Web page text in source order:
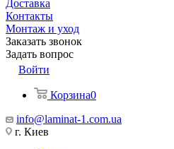
Доставка
Контакты
Монтаж и уход
Заказать звонок
Задать вопрос
Войти
Корзина0
info@laminat-1.com.ua
г. Киев